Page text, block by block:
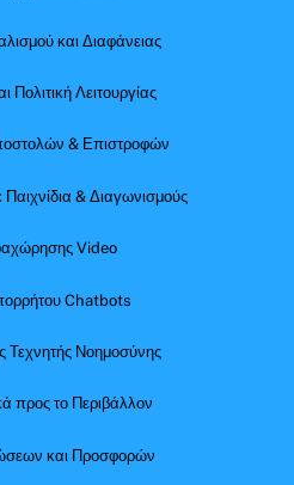
και Διαφάνειας
Πολιτική Λειτουργίας
& Επιστροφών
& Διαγωνισμούς
Video
Chatbots
Τεχνητής Νοημοσύνης
προς το Περιβάλλον
και Προσφορών